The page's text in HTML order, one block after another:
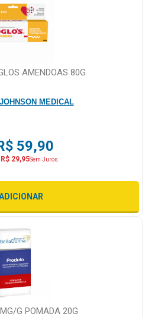
AMENDOAS 80G
MEDICAL
59,90
R$ 29,95Sem Juros
G POMADA 20G